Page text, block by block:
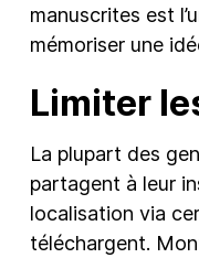
manuscrites est
mémoriser une
Limiter
La plupart des
partagent à leur
localisation via
téléchargent.